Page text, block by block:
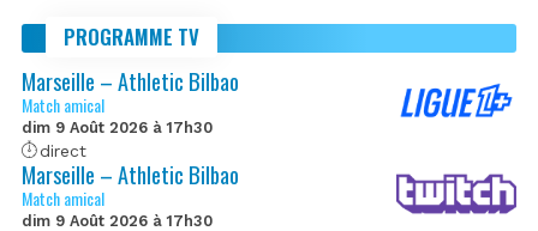
PROGRAMME TV
Marseille – Athletic Bilbao
Match amical
dim 9 Août 2026 à 17h30
direct
Marseille – Athletic Bilbao
Match amical
dim 9 Août 2026 à 17h30